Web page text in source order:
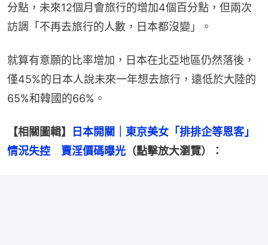
分點，未來12個月會旅行的增加4個百分點，但兩次
訪調「不再去旅行的人數，日本都沒變」。
就算有意願的比率增加，日本在北亞地區仍然落後，
僅45%的日本人說未來一年想去旅行，遠低於大陸的
65%和韓國的66%。
【相關圖輯】
日本開關｜東京美女「排排企等恩客」
情況失控　賣淫價碼曝光 （點擊放大瀏覽）：